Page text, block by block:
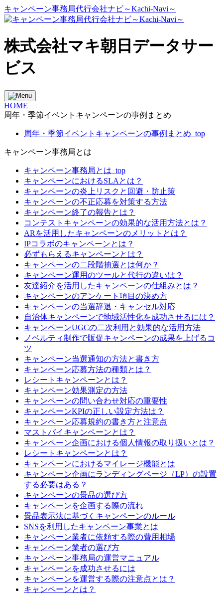
キャンペーン事務局代行会社ナビ～Kachi-Navi～
株式会社マキ朝日データサー
ビス
HOME
周年・季節イベントキャンペーンの事例まとめ
周年・季節イベントキャンペーンの事例まとめ_top
キャンペーン事務局とは
キャンペーン事務局とは_top
キャンペーンにおけるSLAとは？
キャンペーンの炎上リスクと回避・防止策
キャンペーンの不正応募を対策する方法
キャンペーン終了の報告とは？
コンテストキャンペーンの効果的な活用方法とは？
ARを活用したキャンペーンのメリットとは？
IPコラボのキャンペーンとは？
必ずもらえるキャンペーンとは？
キャンペーンの二段階抽選とは何か？
キャンペーン運用のツールと代行の違いは？
友達紹介を活用したキャンペーンの仕組みとは？
キャンペーンのアンケート項目の決め方
キャンペーンの当選辞退・キャンセル対応
自治体キャンペーンで地域活性化を成功させるには？
キャンペーンUGCの二次利用と効果的な活用方法
ノベルティ制作で販促キャンペーンの成果を上げるコ
ツ
キャンペーン当選通知の方法と書き方
キャンペーン応募方法の種類とは？
レシートキャンペーンとは？
キャンペーン効果測定の方法
キャンペーンの問い合わせ対応の重要性
キャンペーンKPIの正しい設定方法は？
キャンペーン応募規約の書き方と注意点
マストバイキャンペーンとは？
キャンペーン企画における個人情報の取り扱いとは？
レシートキャンペーンとは？
キャンペーンにおけるマイレージ機能とは
キャンペーン企画にランディングページ（LP）の設置
する必要はある？
キャンペーンの景品の選び方
キャンペーンを企画する際の流れ
景品表示法に基づくキャンペーンのルール
SNSを利用したキャンペーン事業とは
キャンペーン業者に依頼する際の費用相場
キャンペーン業者の選び方
キャンペーン事務局の運営マニュアル
キャンペーンを成功させるには
キャンペーンを運営する際の注意点とは？
キャンペーンとは？